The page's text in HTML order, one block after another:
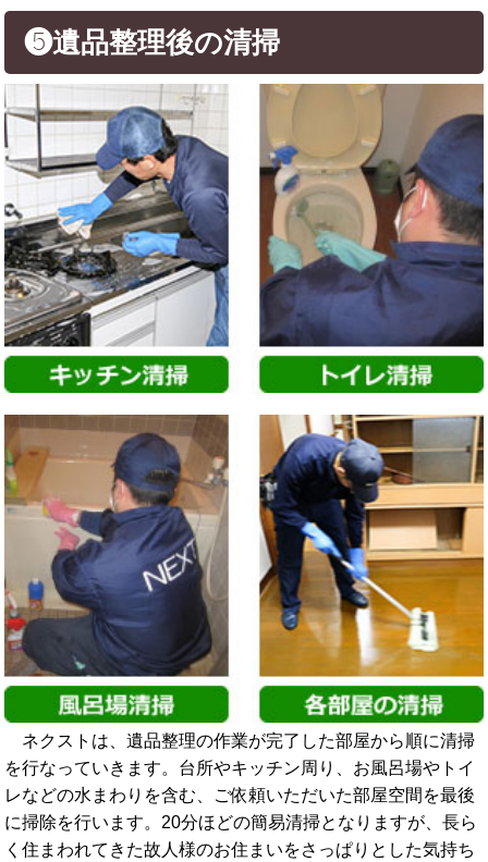
❺遺品整理後の清掃
ネクストは、遺品整理の作業が完了した部屋から順に清掃
を行なっていきます。台所やキッチン周り、お風呂場やトイ
レなどの水まわりを含む、ご依頼いただいた部屋空間を最後
に掃除を行います。20分ほどの簡易清掃となりますが、長ら
く住まわれてきた故人様のお住まいをさっぱりとした気持ち